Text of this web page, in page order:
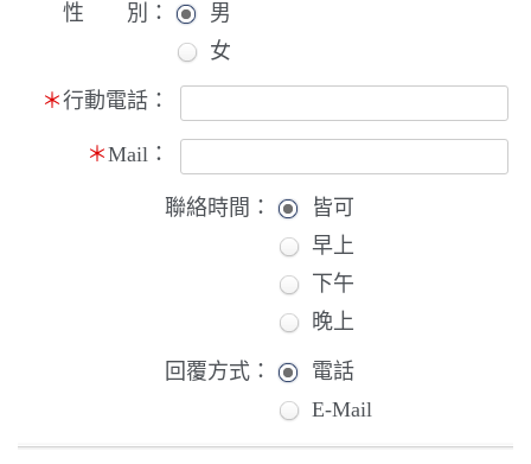
性 別：
男
女
＊行動電話：
＊Mail：
聯絡時間：
皆可
早上
下午
晚上
回覆方式：
電話
E-Mail